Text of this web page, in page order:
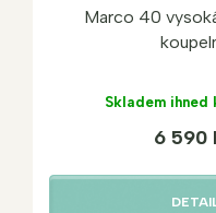
Marco 40
Skladem ihned
6 590